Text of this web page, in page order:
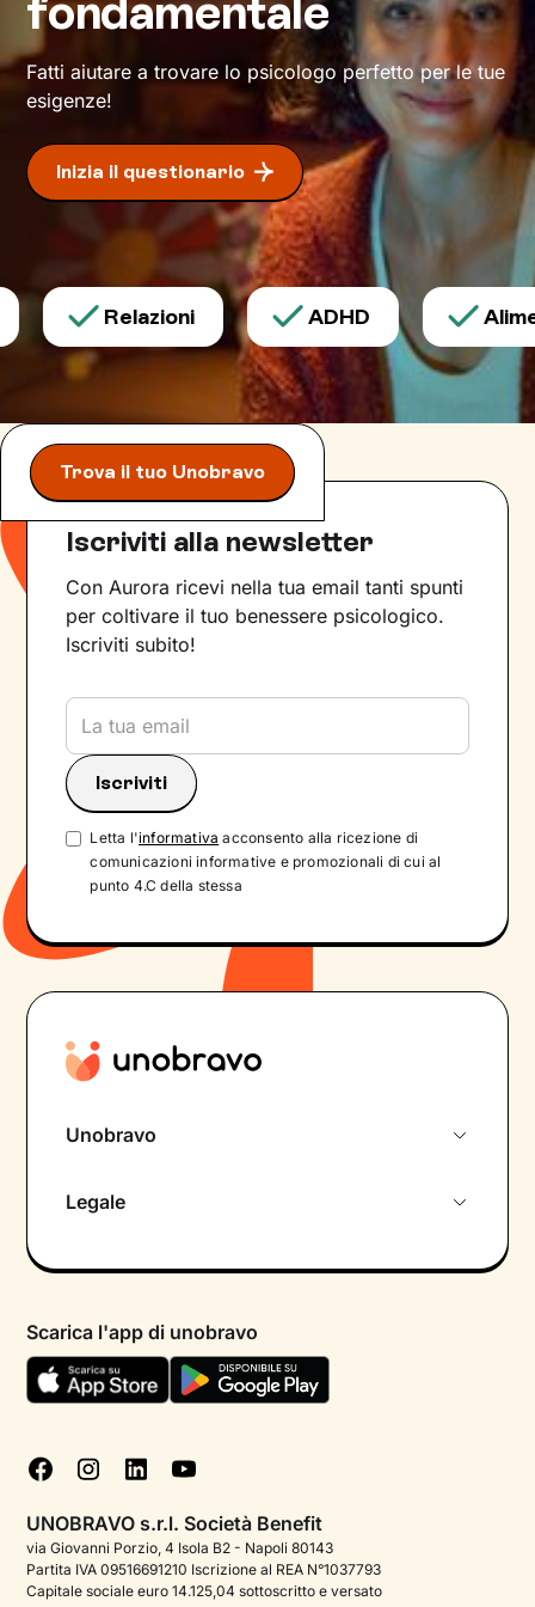
tua unicità e ti sosterrò nel modo più mirato
possibile, per
avviare con efficacia il
cambiamentodesiderato.
fondamentale
Fatti aiutare a trovare lo psicologo perfetto per le tue
esigenze!
Inizia il questionario
Relazioni ADHD
Trova il tuo Unobravo
Iscriviti alla newsletter
Con Aurora ricevi nella tua email tanti spunti
per coltivare il tuo benessere psicologico.
Iscriviti subito!
Letta l'informativa acconsento alla ricezione di
comunicazioni informative e promozionali di cui al
punto 4.C della stessa
Unobravo
Psicologo in chat
Aiuto urgente
FAQ
Podcast di psicologia
Corporate
Legale
Termini e condizioni
Informativa Privacy
Cookie policy
Gestisci cookie
Scarica l'app di unobravo
UNOBRAVO s.r.l. Società Benefit
via Giovanni Porzio, 4 Isola B2 - Napoli 80143
Partita IVA 09516691210 Iscrizione al REA N°1037793
Capitale sociale euro 14.125,04 sottoscritto e versato